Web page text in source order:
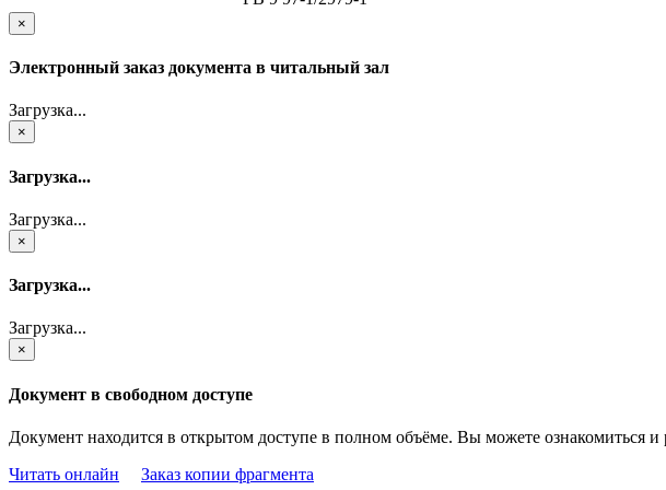
×
Электронный заказ документа в читальный зал
Загрузка...
×
Загрузка...
Загрузка...
×
Загрузка...
Загрузка...
×
Документ в свободном доступе
Документ находится в открытом доступе в полном объёме. Вы можете ознакомиться
Читать онлайн
Заказ копии фрагмента